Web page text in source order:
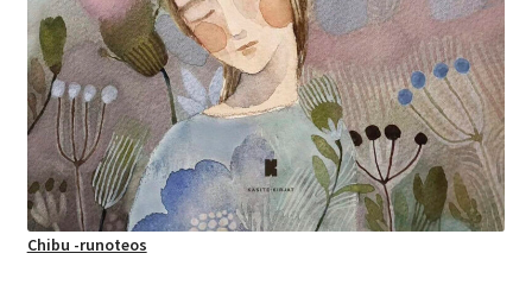
Chibu -runoteos